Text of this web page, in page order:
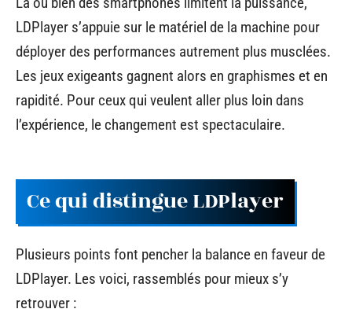
LDPlayer s’appuie sur le matériel de la machine pour
déployer des performances autrement plus musclées.
Les jeux exigeants gagnent alors en graphismes et en
rapidité. Pour ceux qui veulent aller plus loin dans
l’expérience, le changement est spectaculaire.
Ce qui distingue LDPlayer
Plusieurs points font pencher la balance en faveur de
LDPlayer. Les voici, rassemblés pour mieux s’y
retrouver :